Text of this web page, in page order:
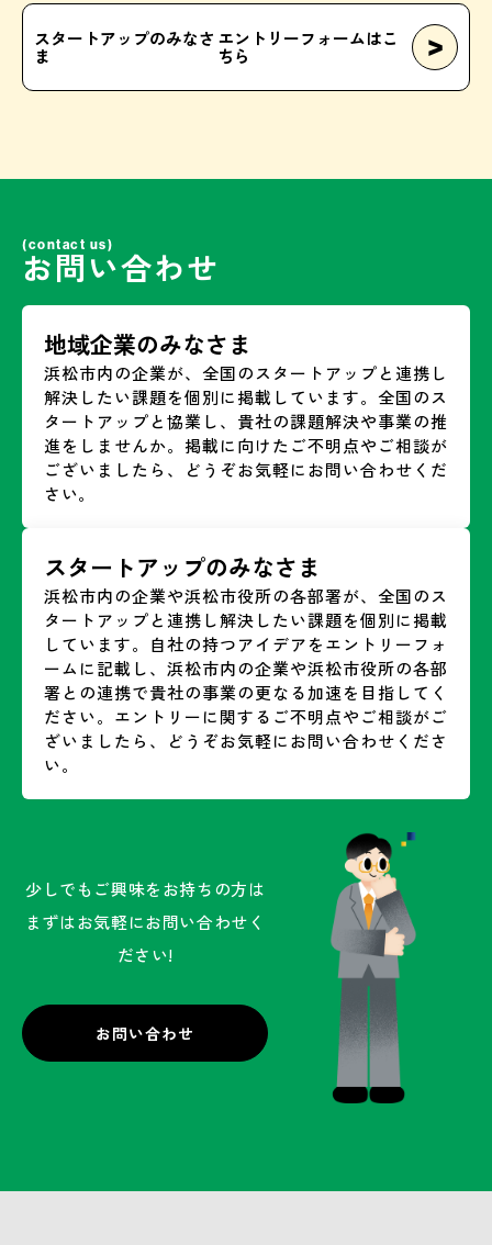
スタートアップのみなさ
ま
エントリーフォームはこ
ちら >
(contact us)
お問い合わせ
地域企業のみなさま
浜松市内の企業が、全国のスタートアップと連携し
解決したい課題を個別に掲載しています。全国のス
タートアップと協業し、貴社の課題解決や事業の推
進をしませんか。掲載に向けたご不明点やご相談が
ございましたら、どうぞお気軽にお問い合わせくだ
さい。
スタートアップのみなさま
浜松市内の企業や浜松市役所の各部署が、全国のス
タートアップと連携し解決したい課題を個別に掲載
しています。自社の持つアイデアをエントリーフォ
ームに記載し、浜松市内の企業や浜松市役所の各部
署との連携で貴社の事業の更なる加速を目指してく
ださい。エントリーに関するご不明点やご相談がご
ざいましたら、どうぞお気軽にお問い合わせくださ
い。
少しでもご興味をお持ちの方は
まずはお気軽にお問い合わせく
ださい!
お問い合わせ